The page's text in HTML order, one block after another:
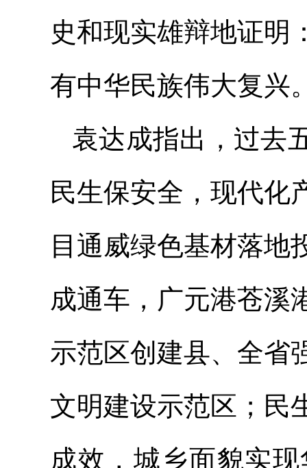
史和现实雄辩地证明
有中华民族伟大复兴
袁达成指出，过去
民生保安全，现代化
目通威绿色基材落地
成通车，广元港苍溪
示范区创建县、全省
文明建设示范区；民
成效，城乡面貌实